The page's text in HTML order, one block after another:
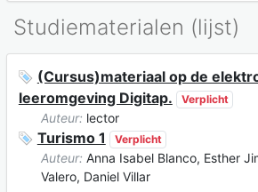
Studiematerialen (lijst)
(Cursus)materiaal op de
leeromgeving Digitap.
Verplicht
Auteur: lector
Turismo 1 Verplicht
Auteur: Anna Isabel Blanco, Esther
Valero, Daniel Villar